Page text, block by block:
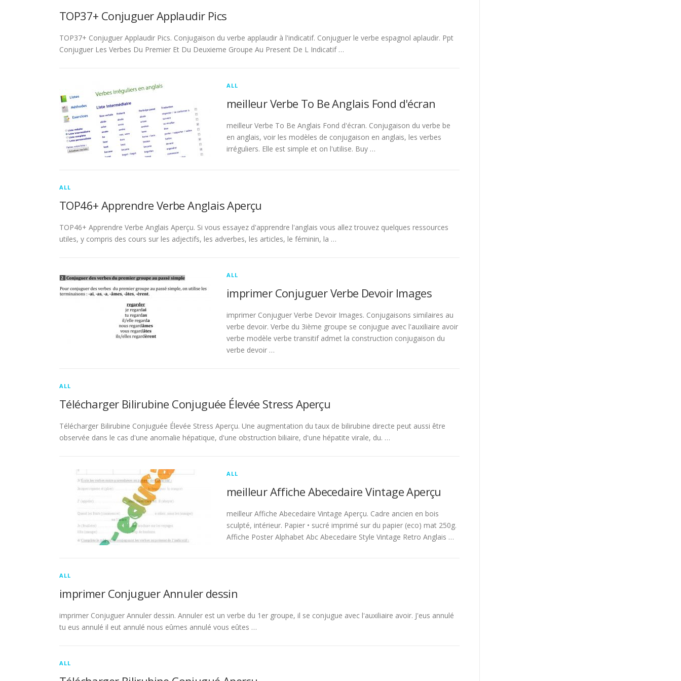
TOP37+ Conjuguer Applaudir Pics
TOP37+ Conjuguer Applaudir Pics. Conjugaison du verbe applaudir à l'indicatif. Conjuguer le verbe espagnol aplaudir. Ppt
Conjuguer Les Verbes Du Premier Et Du Deuxieme Groupe Au Present De L Indicatif …
ALL
meilleur Verbe To Be Anglais Fond d'écran
meilleur Verbe To Be Anglais Fond d'écran. Conjugaison du verbe be
en anglais, voir les modèles de conjugaison en anglais, les verbes
irréguliers. Elle est simple et on l'utilise. Buy …
ALL
TOP46+ Apprendre Verbe Anglais Aperçu
TOP46+ Apprendre Verbe Anglais Aperçu. Si vous essayez d'apprendre l'anglais vous allez trouvez quelques ressources
utiles, y compris des cours sur les adjectifs, les adverbes, les articles, le féminin, la …
ALL
imprimer Conjuguer Verbe Devoir Images
imprimer Conjuguer Verbe Devoir Images. Conjugaisons similaires au
verbe devoir. Verbe du 3ième groupe se conjugue avec l'auxiliaire avoir
verbe modèle verbe transitif admet la construction conjugaison du
verbe devoir …
ALL
Télécharger Bilirubine Conjuguée Élevée Stress Aperçu
Télécharger Bilirubine Conjuguée Élevée Stress Aperçu. Une augmentation du taux de bilirubine directe peut aussi être
observée dans le cas d'une anomalie hépatique, d'une obstruction biliaire, d'une hépatite virale, du. …
ALL
meilleur Affiche Abecedaire Vintage Aperçu
meilleur Affiche Abecedaire Vintage Aperçu. Cadre ancien en bois
sculpté, intérieur. Papier • sucré imprimé sur du papier (eco) mat 250g.
Affiche Poster Alphabet Abc Abecedaire Style Vintage Retro Anglais …
ALL
imprimer Conjuguer Annuler dessin
imprimer Conjuguer Annuler dessin. Annuler est un verbe du 1er groupe, il se conjugue avec l'auxiliaire avoir. J'eus annulé
tu eus annulé il eut annulé nous eûmes annulé vous eûtes …
ALL